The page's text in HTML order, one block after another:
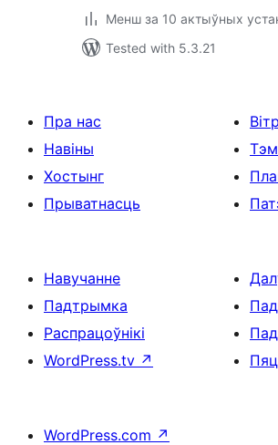
Менш за 10 актыўных
Tested with 5.3.21
Пра нас
Навіны
Хостынг
Прыватнасць
Навучанне
Падтрымка
Распрацоўнікі
WordPress.tv ↗
WordPress.com ↗